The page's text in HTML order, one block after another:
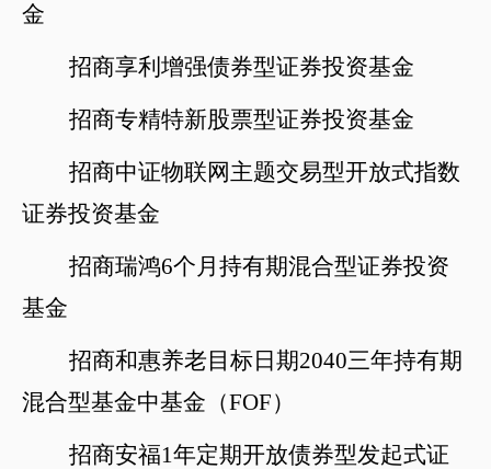
金
招商享利增强债券型证券投资基金
招商专精特新股票型证券投资基金
招商中证物联网主题交易型开放式指数
证券投资基金
招商瑞鸿6个月持有期混合型证券投资
基金
招商和惠养老目标日期2040三年持有期
混合型基金中基金（FOF）
招商安福1年定期开放债券型发起式证